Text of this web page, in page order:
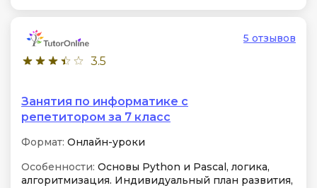
3.5
5 отзывов
Занятия по информатике с
репетитором за 7 класс
Формат: Онлайн-уроки
Особенности: Основы Python и Pascal, логика,
алгоритмизация. Индивидуальный план развития,